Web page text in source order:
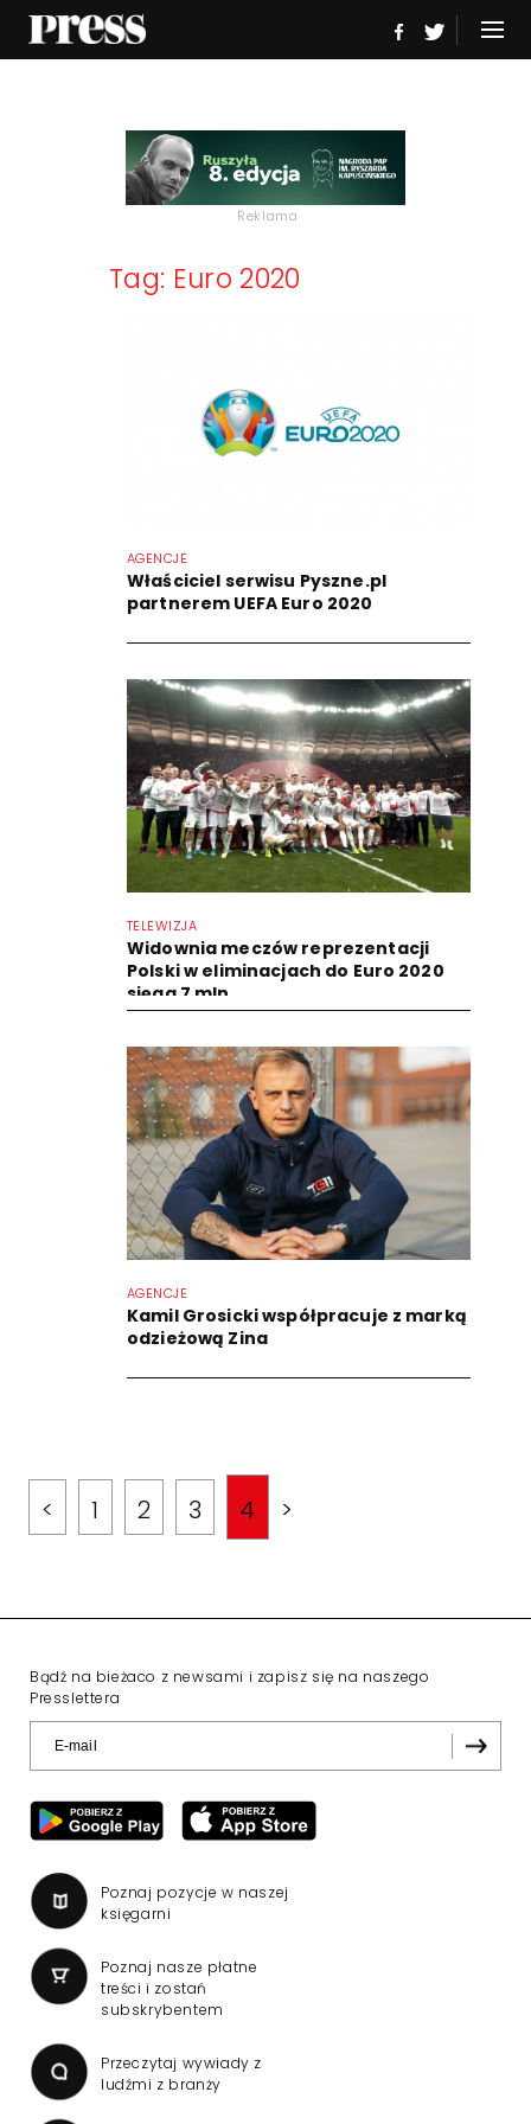
Reklama
Tag: Euro 2020
AGENCJE
Właściciel serwisu Pyszne.pl
partnerem UEFA Euro 2020
TELEWIZJA
Widownia meczów reprezentacji
Polski w eliminacjach do Euro 2020
sięga 7 mln
AGENCJE
Kamil Grosicki współpracuje z marką
odzieżową Zina
< 1 2 3 4 >
Bądź na bieżaco z newsami i zapisz się na naszego
Presslettera
Poznaj pozycje w naszej
księgarni
Poznaj nasze płatne
treści i zostań
subskrybentem
Przeczytaj wywiady z
ludźmi z branży